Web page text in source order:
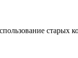
старых